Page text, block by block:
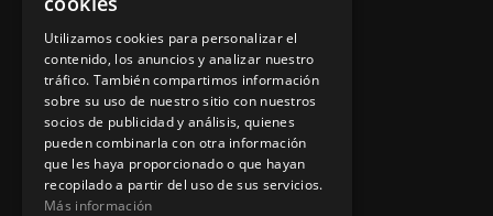
Instalación y reparación
Contacto
Información legal
Utilizamos cookies para personalizar el
contenido, los anuncios y analizar nuestro
tráfico. También compartimos información
sobre su uso de nuestro sitio con nuestros
socios de publicidad y análisis, quienes
pueden combinarla con otra información
que les haya proporcionado o que hayan
recopilado a partir del uso de sus servicios.
Más información